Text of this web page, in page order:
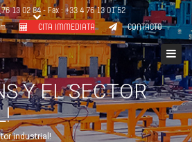
13 02 84- Fax : +33 4 76 13 01 52
CITA IMMEDIATA CONTACTO
Close
top
bar
Y EL SECTOR
industrial!